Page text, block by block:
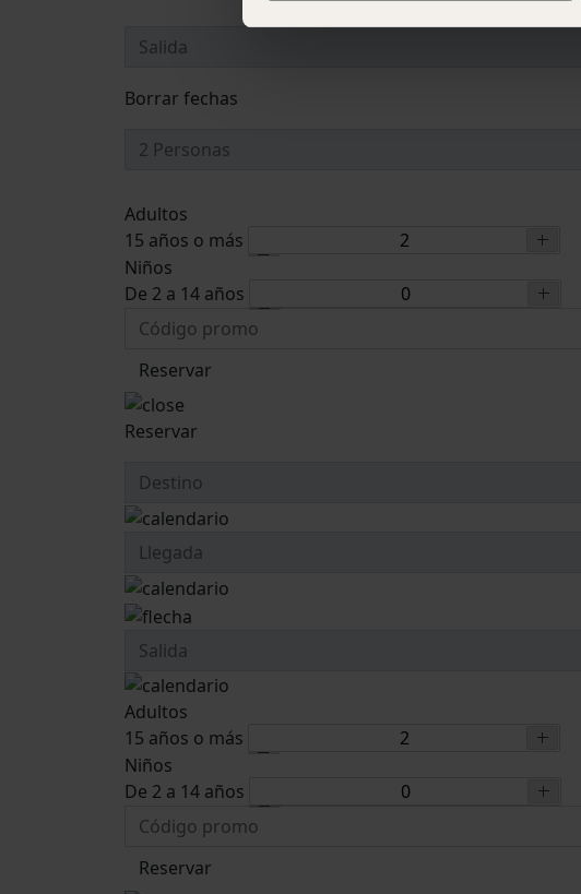
Borrar fechas
Adultos
15 años o más
Niños
De 2 a 14 años
Reservar
Reservar
Adultos
15 años o más
Niños
De 2 a 14 años
Reservar